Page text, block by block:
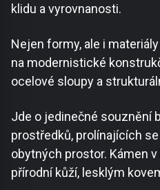
klidu a vyrovnanosti.
Nejen formy, ale i
na modernistické
ocelové sloupy a
Jde o jedinečné souznění
prostředků, prolínajících
obytných prostor. Kámen
přírodní kůží, lesklým